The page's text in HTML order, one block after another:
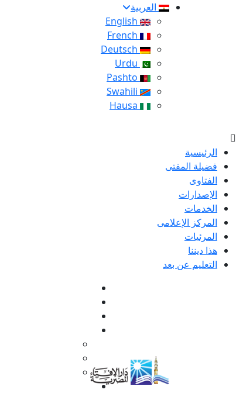
العربية
الرئيسية
فضيلة المفتى
الفتاوى
الإصدارات
الخدمات
المركز الإعلامى
المرئيات
هذا ديننا
التعليم عن بعد